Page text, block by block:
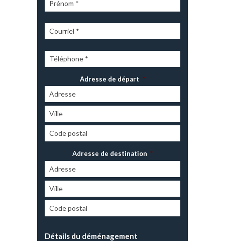
Adresse de départ *
Adresse de destination *
Détails du déménagement